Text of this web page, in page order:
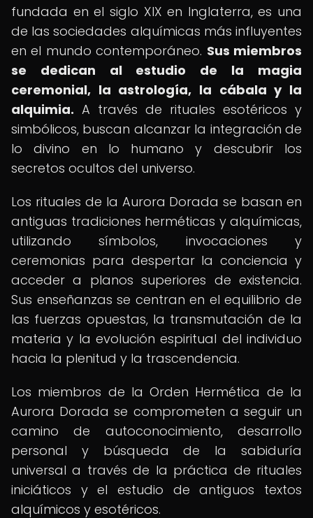
fundada en el siglo XIX en Inglaterra, es una
de las sociedades alquímicas más influyentes
en el mundo contemporáneo. Sus miembros
se dedican al estudio de la magia
ceremonial, la astrología, la cábala y la
alquimia. A través de rituales esotéricos y
simbólicos, buscan alcanzar la integración de
lo divino en lo humano y descubrir los
secretos ocultos del universo.
Los rituales de la Aurora Dorada se basan en
antiguas tradiciones herméticas y alquímicas,
utilizando símbolos, invocaciones y
ceremonias para despertar la conciencia y
acceder a planos superiores de existencia.
Sus enseñanzas se centran en el equilibrio de
las fuerzas opuestas, la transmutación de la
materia y la evolución espiritual del individuo
hacia la plenitud y la trascendencia.
Los miembros de la Orden Hermética de la
Aurora Dorada se comprometen a seguir un
camino de autoconocimiento, desarrollo
personal y búsqueda de la sabiduría
universal a través de la práctica de rituales
iniciáticos y el estudio de antiguos textos
alquímicos y esotéricos.